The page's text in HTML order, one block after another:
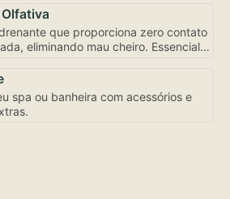
que proporciona zero contato
eliminando mau cheiro. Essencial
spa ou banheira com acessórios e